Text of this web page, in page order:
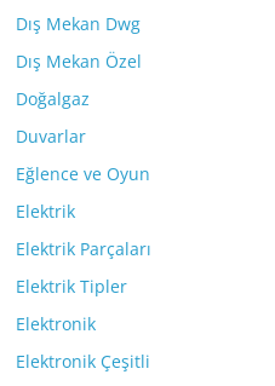
Dış Mekan Dwg
Dış Mekan Özel
Doğalgaz
Duvarlar
Eğlence ve Oyun
Elektrik
Elektrik Parçaları
Elektrik Tipler
Elektronik
Elektronik Çeşitli